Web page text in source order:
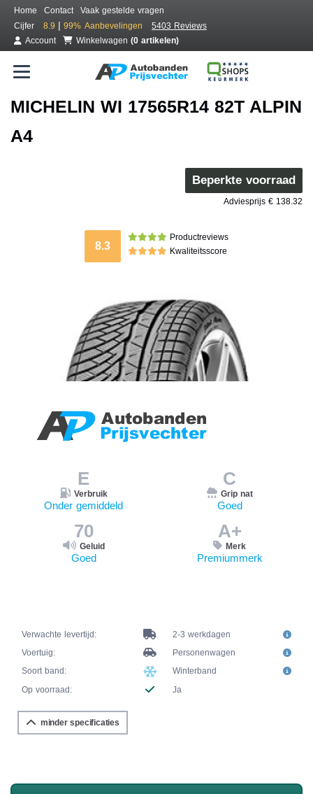
Home Contact
Vaak gestelde vragen
Cijfer
8.9 | 99% Aanbevelingen
5403 Reviews
Account
Winkelwagen (0 artikelen)
MICHELIN WI 17565R14 82T ALPIN
A4
Beperkte voorraad
Adviesprijs € 138.32
8.3
Productreviews
Kwaliteitsscore
E
Verbruik
Onder gemiddeld
C
Grip nat
Goed
70
Geluid
Goed
A+
Merk
Premiummerk
Verwachte levertijd:
2-3 werkdagen
Voertuig:
Personenwagen
Soort band:
Winterband
Op voorraad:
Ja
minder specificaties